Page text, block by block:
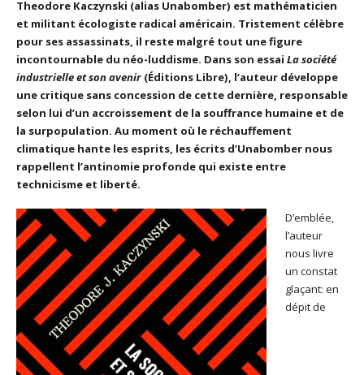
Theodore Kaczynski (alias Unabomber) est mathématicien
et militant écologiste radical américain. Tristement célèbre
pour ses assassinats, il reste malgré tout une figure
incontournable du néo-luddisme. Dans son essai La société
industrielle et son avenir (Éditions Libre), l’auteur développe
une critique sans concession de cette dernière, responsable
selon lui d’un accroissement de la souffrance humaine et de
la surpopulation. Au moment où le réchauffement
climatique hante les esprits, les écrits d’Unabomber nous
rappellent l’antinomie profonde qui existe entre
technicisme et liberté.
D’emblée,
l’auteur
nous livre
un constat
glaçant: en
dépit de